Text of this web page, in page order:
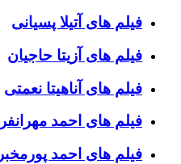
فیلم های آتیلا پسیانی
فیلم های آزیتا حاجیان
فیلم های آناهیتا نعمتی
فیلم های احمد مهرانفر
فیلم های احمد پورمخبر